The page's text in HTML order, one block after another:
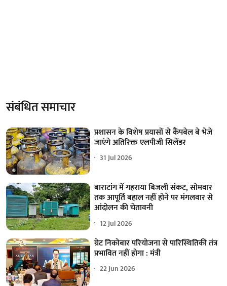
संबंधित समाचार
प्रशासन के विशेष प्रयासों से कैंपबेल बे भेजे
जाएंगे अतिरिक्त एलपीजी सिलेंडर
31 Jul 2026
बाराटांग में गहराया बिजली संकट, सोमवार
तक आपूर्ति बहाल नहीं होने पर मंगलवार से
आंदोलन की चेतावनी
12 Jul 2026
ग्रेट निकोबार परियोजना से पारिस्थितिकी तंत्र
प्रभावित नहीं होगा : मंत्री
22 Jun 2026